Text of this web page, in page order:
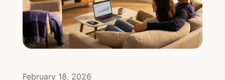
February 18, 2026